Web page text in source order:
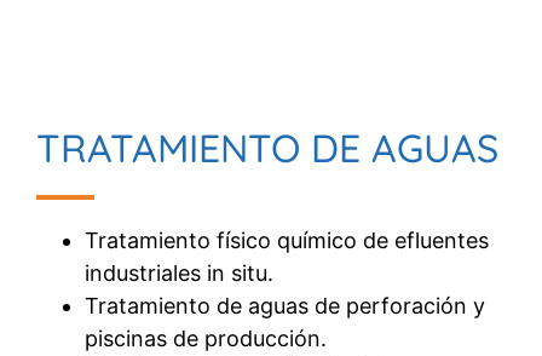
TRATAMIENTO DE AGUAS
Tratamiento físico químico de efluentes
industriales in situ.
Tratamiento de aguas de perforación y
piscinas de producción.